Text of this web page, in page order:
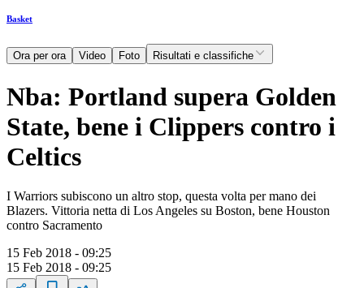
Basket
Ora per ora Video Foto Risultati e classifiche
Nba: Portland supera Golden
State, bene i Clippers contro i
Celtics
I Warriors subiscono un altro stop, questa volta per mano dei
Blazers. Vittoria netta di Los Angeles su Boston, bene Houston
contro Sacramento
15 Feb 2018 - 09:25
15 Feb 2018 - 09:25